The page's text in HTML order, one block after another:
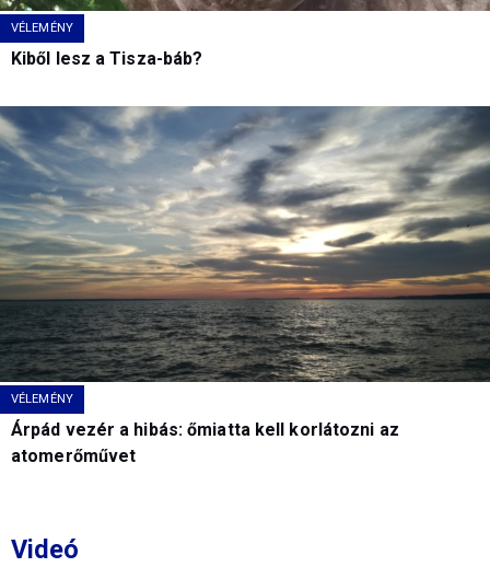
VÉLEMÉNY
Kiből lesz a Tisza-báb?
VÉLEMÉNY
Árpád vezér a hibás: őmiatta kell korlátozni az
atomerőművet
Videó